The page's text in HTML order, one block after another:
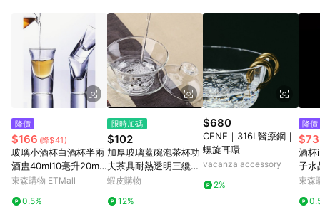
回饋。 5. 點數回饋會扣除所有折扣優惠後之最終發票金額計算，
實際回饋請依LINE購物通知為主。 6. 訂單如有使用東森購物
ETMall站內之折扣優惠(包含但不限於東森幣、樂透金、東森現金
券等)，不具點數回饋資格。詳細請依東森購物ETMall之結帳頁面
顯示為準。 7. LINE購物設有「單一商品最高回饋點數」機制(特
殊活動時開放「回饋無上限」)，以同一訂單中同一商品不論件數
計算，並依訂單成立時間當下LINE購物所設定的回饋機制為準。
8. LINE購物為購物資訊整合性平台，商品資料更新會有時間差，
如顯示之商品規格、顏色、價位、贈品與東森購物ETMall銷售網
頁不符，以銷售網頁標示為準。 9. 若有贈點爭議，請務必於訂單
日期+180天以內至LINE購物客服洽詢；若超過180天(含)以上進
行申訴，恕無法贈點回饋。 10. 部分點數紅包僅限指定商品使
用，或不適用於無回饋商品。各點數紅包之適用商品與使用條件
請依點數紅包頁面規則為準。
降價
$166 (降$41)
玻璃小酒杯白酒杯半兩
酒盅40ml10毫升20ml
老式8錢子彈杯子經典
東森購物 ETMall
0.5%
限時加碼
$102
加厚玻璃蓋碗泡茶杯功
夫茶具耐熱透明三纔茶
碗三件套玻璃碗帶蓋杯
蝦皮購物
12%
$680
CENE｜316L醫療鋼｜
螺旋耳環
vacanza accessory
2%
降價
$73
酒杯
子水
酒酒
東森